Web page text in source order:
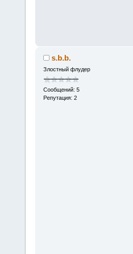
s.b.b.
Злостный флудер
Сообщений: 5
Репутация: 2